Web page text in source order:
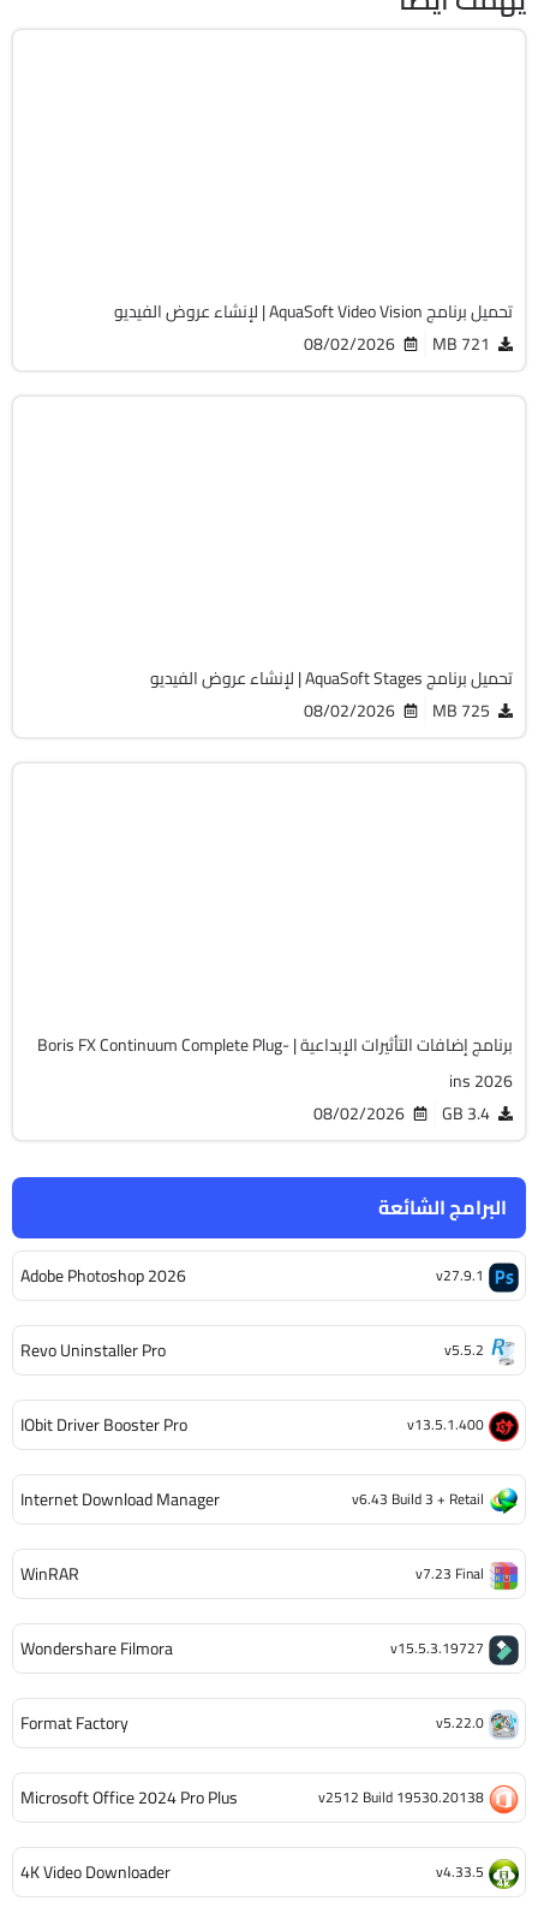
البرامج الشائعة
Adobe Photoshop 2026 v27.9.1
Revo Uninstaller Pro v5.5.2
IObit Driver Booster Pro v13.5.1.400
Internet Download Manager v6.43 Build 3 + Retail
WinRAR v7.23 Final
Wondershare Filmora v15.5.3.19727
Format Factory v5.22.0
Microsoft Office 2024 Pro Plus v2512 Build 19530.20138
4K Video Downloader v4.33.5
تحميل برنامج AquaSoft Video Vision | لإنشاء عروض الفيديو
721 MB
08/02/2026
تحميل برنامج AquaSoft Stages | لإنشاء عروض الفيديو
725 MB
08/02/2026
برنامج إضافات التأثيرات الإبداعية | Boris FX Continuum Complete Plug-
ins 2026
3.4 GB
08/02/2026